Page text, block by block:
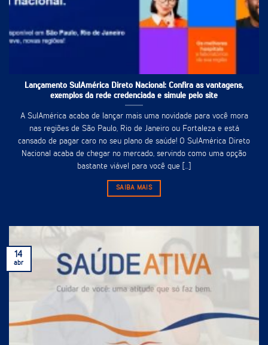
Lançamento SulAmérica Direto Nacional: Confira as vantagens,
exemplos da rede credenciada e simule pelo site
A SulAmérica acaba de lançar mais uma novidade para você mora
nas regiões de São Paulo, Rio de Janeiro ou Fortaleza e está
cansado de pagar caro no seu plano de saúde! O SulAmérica Direto
Nacional acaba de chegar no mercado, servindo como uma opção
bastante viável para você que [...]
SAIBA MAIS
14
abr